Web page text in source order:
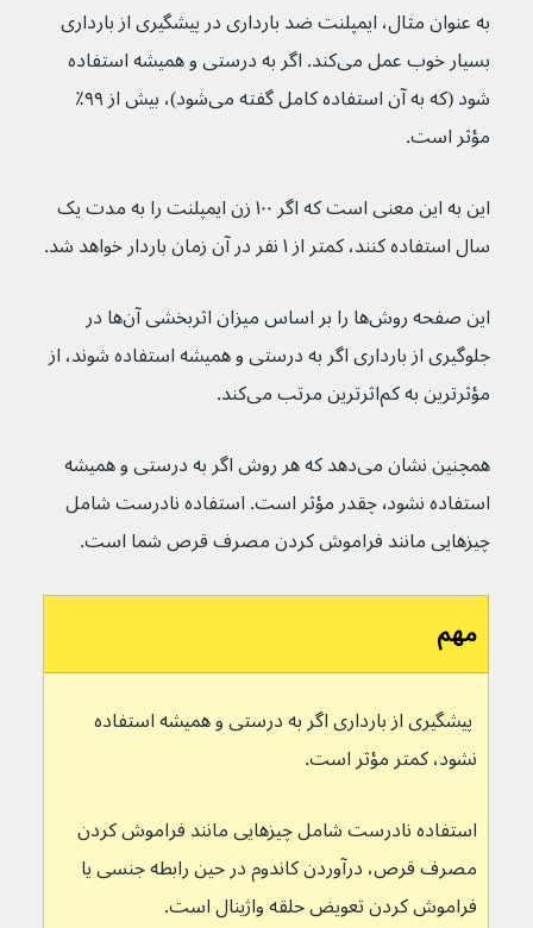
به عنوان مثال، ایمپلنت ضد بارداری در پیشگیری از بارداری
بسیار خوب عمل می‌کند. اگر به درستی و همیشه استفاده
شود (که به آن استفاده کامل گفته می‌شود)، بیش از ۹۹٪
مؤثر است.
این به این معنی است که اگر ۱۰۰ زن ایمپلنت را به مدت یک
سال استفاده کنند، کمتر از ۱ نفر در آن زمان باردار خواهد شد.
این صفحه روش‌ها را بر اساس میزان اثربخشی آن‌ها در
جلوگیری از بارداری اگر به درستی و همیشه استفاده شوند، از
مؤثرترین به کم‌اثرترین مرتب می‌کند.
همچنین نشان می‌دهد که هر روش اگر به درستی و همیشه
استفاده نشود٬ چقدر مؤثر است. استفاده نادرست شامل
چیزهایی مانند فراموش کردن مصرف قرص شما است.
مهم
پیشگیری از بارداری اگر به درستی و همیشه استفاده
نشود، کمتر مؤثر است.
استفاده نادرست شامل چیزهایی مانند فراموش کردن
مصرف قرص، درآوردن کاندوم در حین رابطه جنسی یا
فراموش کردن تعویض حلقه واژینال است.